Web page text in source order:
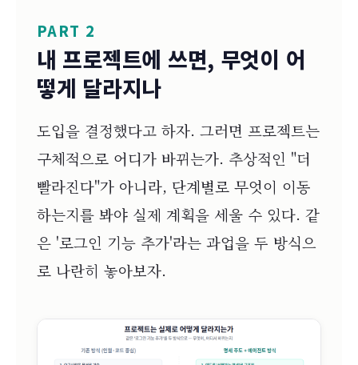
PART 2
내 프로젝트에 쓰면, 무엇이 어
떻게 달라지나
도입을 결정했다고 하자. 그러면 프로젝트는
구체적으로 어디가 바뀌는가. 추상적인 "더
빨라진다"가 아니라, 단계별로 무엇이 이동
하는지를 봐야 실제 계획을 세울 수 있다. 같
은 '로그인 기능 추가'라는 과업을 두 방식으
로 나란히 놓아보자.